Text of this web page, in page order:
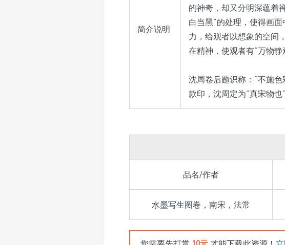
简介说明
的神奇，却又分明深蕴着
白当黑”的处理，使得画
力，给观者以想象的空间
在精神，使观者有“万物静
沈周卷后题识称：“不施
款印，沈周定为“真宋物也
品名/作者
水墨写生图卷，南宋，法常